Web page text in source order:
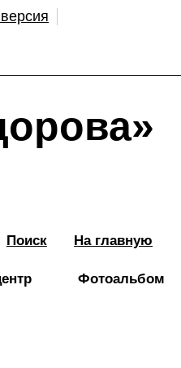
Поиск На главную
Фотоальбом